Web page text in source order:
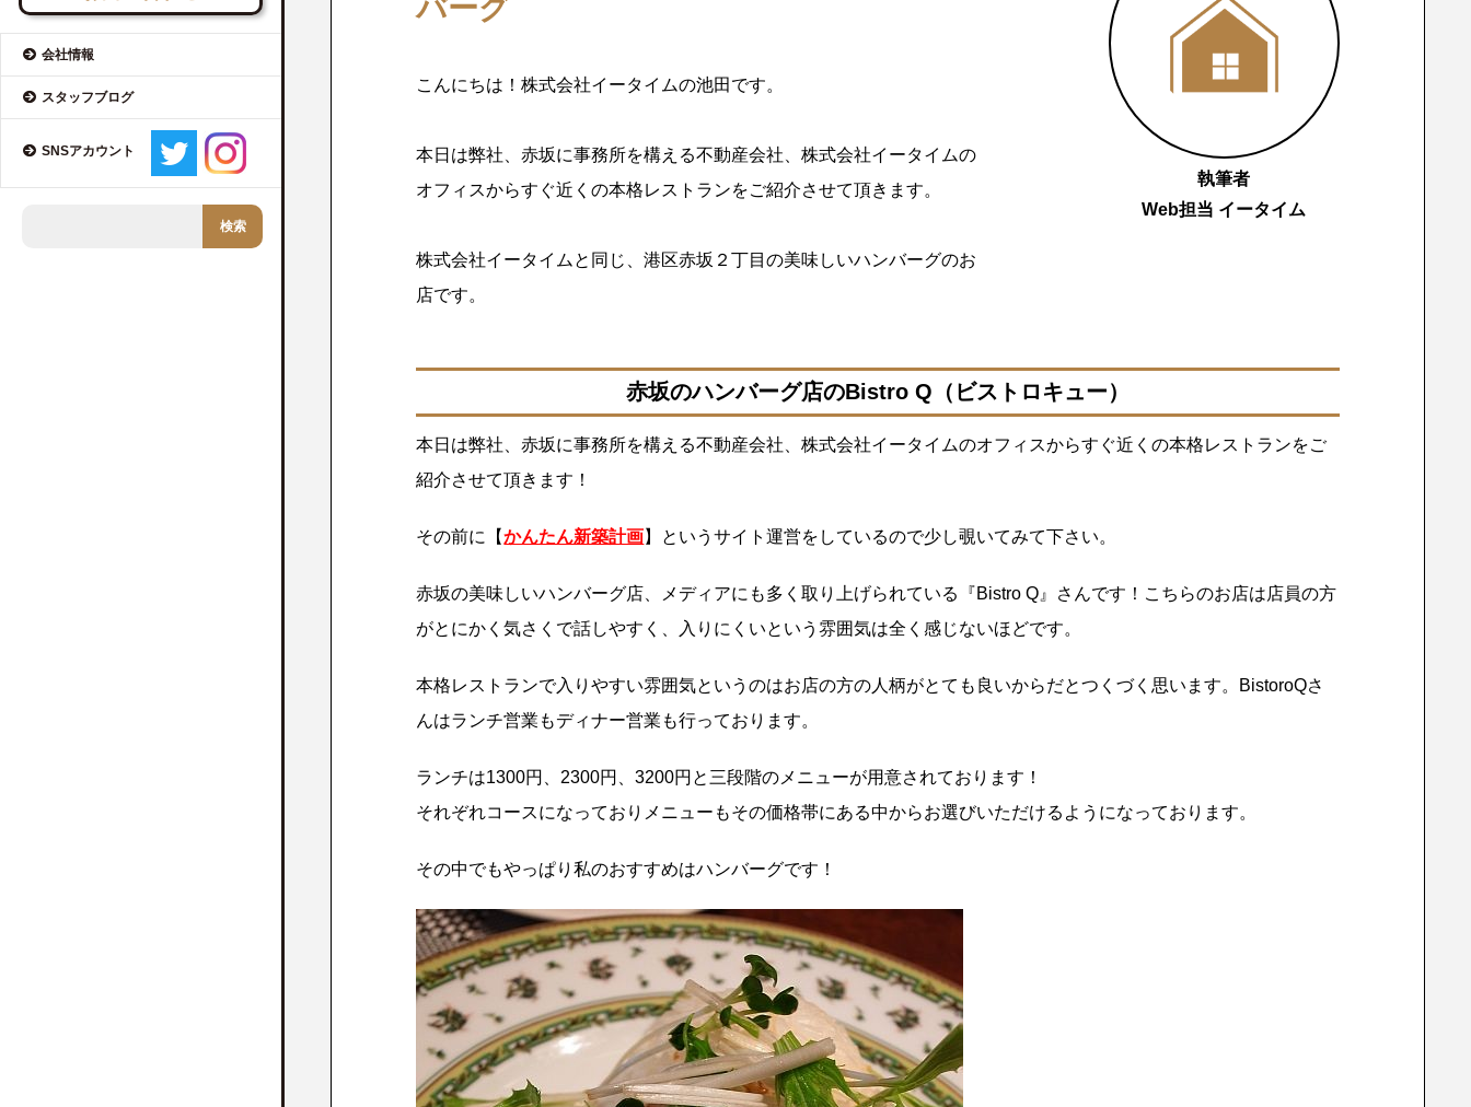
会社情報
スタッフブログ
SNSアカウント
バーグ
こんにちは！株式会社イータイムの池田です。
本日は弊社、赤坂に事務所を構える不動産会社、株式会社イータイムの
オフィスからすぐ近くの本格レストランをご紹介させて頂きます。
株式会社イータイムと同じ、港区赤坂２丁目の美味しいハンバーグのお
店です。
執筆者
Web担当 イータイム
赤坂のハンバーグ店のBistro Q（ビストロキュー）
本日は弊社、赤坂に事務所を構える不動産会社、株式会社イータイムのオフィスからすぐ近くの本格レストランをご
紹介させて頂きます！
その前に【かんたん新築計画】というサイト運営をしているので少し覗いてみて下さい。
赤坂の美味しいハンバーグ店、メディアにも多く取り上げられている『Bistro Q』さんです！こちらのお店は店員の方
がとにかく気さくで話しやすく、入りにくいという雰囲気は全く感じないほどです。
本格レストランで入りやすい雰囲気というのはお店の方の人柄がとても良いからだとつくづく思います。BistoroQさ
んはランチ営業もディナー営業も行っております。
ランチは1300円、2300円、3200円と三段階のメニューが用意されております！
それぞれコースになっておりメニューもその価格帯にある中からお選びいただけるようになっております。
その中でもやっぱり私のおすすめはハンバーグです！